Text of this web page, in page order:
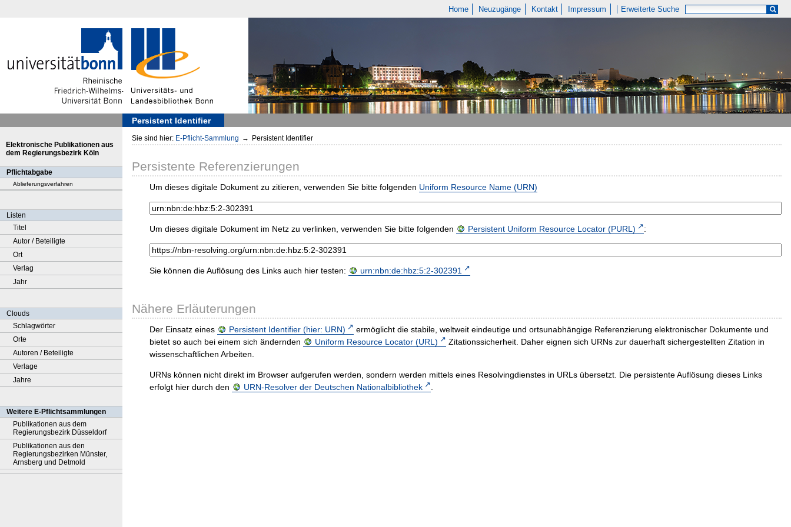
Home Neuzugänge Kontakt Impressum Erweiterte Suche
Persistent Identifier
Elektronische Publikationen aus
dem Regierungsbezirk Köln
Pflichtabgabe
Ablieferungsverfahren
Listen
Titel
Autor / Beteiligte
Ort
Verlag
Jahr
Clouds
Schlagwörter
Orte
Autoren / Beteiligte
Verlage
Jahre
Weitere E-Pflichtsammlungen
Publikationen aus dem
Regierungsbezirk Düsseldorf
Publikationen aus den
Regierungsbezirken Münster,
Arnsberg und Detmold
Sie sind hier: E-Pflicht-Sammlung → Persistent Identifier
Persistente Referenzierungen
Um dieses digitale Dokument zu zitieren, verwenden Sie bitte folgenden Uniform Resource Name (URN)
Um dieses digitale Dokument im Netz zu verlinken, verwenden Sie bitte folgenden Persistent Uniform Resource Locator (PURL) :
Sie können die Auflösung des Links auch hier testen: urn:nbn:de:hbz:5:2-302391
Nähere Erläuterungen
Der Einsatz eines Persistent Identifier (hier: URN)
ermöglicht die stabile, weltweit eindeutige und ortsunabhängige Referenzierung elektronischer Dokumente und
bietet so auch bei einem sich ändernden
Uniform Resource Locator (URL)
Zitationssicherheit. Daher eignen sich URNs zur dauerhaft sichergestellten Zitation in
wissenschaftlichen Arbeiten.
URNs können nicht direkt im Browser aufgerufen werden, sondern werden mittels eines Resolvingdienstes in URLs übersetzt. Die persistente Auflösung dieses Links
erfolgt hier durch den
URN-Resolver der Deutschen Nationalbibliothek .